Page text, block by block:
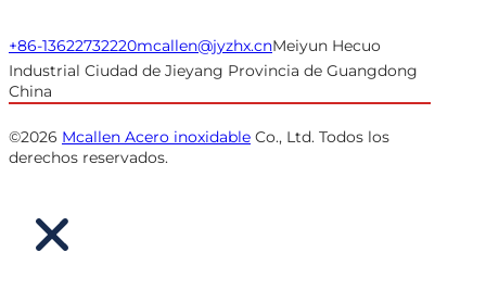
+86-13622732220mcallen@jyzhx.cnMeiyun Hecuo
Industrial Ciudad de Jieyang Provincia de Guangdong
China
©2026 Mcallen Acero inoxidable Co., Ltd. Todos los
derechos reservados.